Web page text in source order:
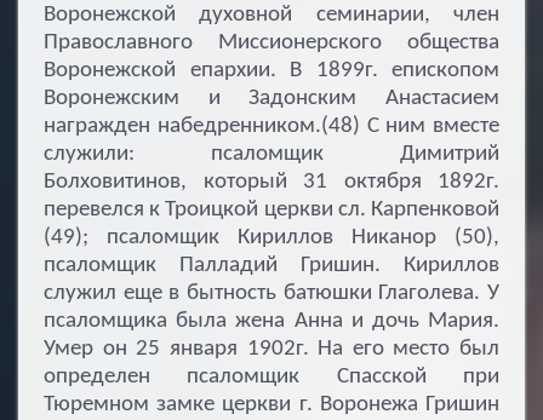
Воронежской духовной семинарии, член
Православного Миссионерского общества
Воронежской епархии. В 1899г. епископом
Воронежским и Задонским Анастасием
награжден набедренником.(48) С ним вместе
служили: псаломщик Димитрий
Болховитинов, который 31 октября 1892г.
перевелся к Троицкой церкви сл. Карпенковой
(49); псаломщик Кириллов Никанор (50),
псаломщик Палладий Гришин. Кириллов
служил еще в бытность батюшки Глаголева. У
псаломщика была жена Анна и дочь Мария.
Умер он 25 января 1902г. На его место был
определен псаломщик Спасской при
Тюремном замке церкви г. Воронежа Гришин